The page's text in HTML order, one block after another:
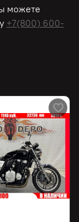
можете
+7(800) 600-